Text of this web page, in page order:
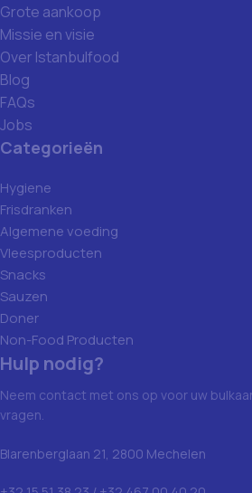
Grote aankoop
Missie en visie
Over Istanbulfood
Blog
FAQs
Jobs
Categorieën
Hygiene
Frisdranken
Algemene voeding
Vleesproducten
Snacks
Sauzen
Doner
Non-Food Producten
Hulp nodig?
Neem contact met ons op voor uw
vragen.
Blarenberglaan 21, 2800 Mechelen